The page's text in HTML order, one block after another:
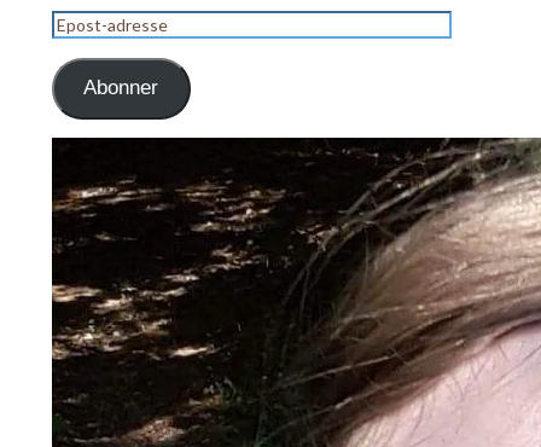
Epost-
adresse
Abonner